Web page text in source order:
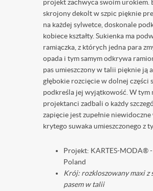
projekt zachwyca swoim urokiem.
skrojony dekolt w szpic pięknie
na każdej sylwetce, doskonale
kobiece kształty. Sukienka ma
ramiączka, z których jedna para
opada i tym samym odkrywa
pas umieszczony w talii pięknie ją
głębokie rozcięcie w dolnej części
podkreśla jej wyjątkowość. W tym
projektanci zadbali o każdy
zapięcie jest zupełnie
krytego suwaka umieszczonego z
Projekt: KARTES-MODA®
Poland ️
Krój: rozkloszowany maxi z
pasem w talii